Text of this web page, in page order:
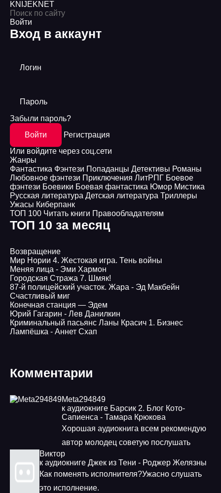
KNIJEKNET
Войти
Вход в аккаунт
Логин
Пароль
Забыли пароль?
Войти
Регистрация
Или войдите через соц.сети
Жанры
Фантастика Фэнтези Попаданцы Детективы Романы
Любовное фэнтези Приключения ЛитРПГ Боевое
фэнтези Боевики Боевая фантастика Юмор Мистика
Русская литература Детская литература Триллеры
Ужасы Киберпанк
ТОП 100 Читать книги Правообладателям
ТОП 10 за месяц
Возвращение
Мир Нории 4. Жестокая игра. Тень войны
Меняя лица - Эми Хармон
Городская Стража 7. Шмяк!
87-й полицейский участок. Жара - Эд Макбейн
Счастливый миг
Конечная станция — Эдем
Юрий Гагарин - Лев Данилкин
Криминальный пасьянс Ланы Красич 1. Бизнес
Лампёшка - Аннет Схап
Комментарии
Meta294849
к аудиокниге Барсик 2. Блог Кото-
Сапиенса - Тамара Крюкова
Хорошая аудиокнига всем рекомендую
автор молодец советую послушать
Виктор
к аудиокниге Джек из Тени - Роджер Желязны
Как поменять исполнителя?Ужасно слушать
это исполнение.